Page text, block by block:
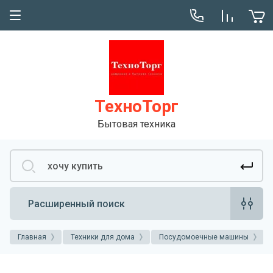
ТехноТорг
Бытовая техника
Расширенный поиск
Главная Техники для дома Посудомоечные машины